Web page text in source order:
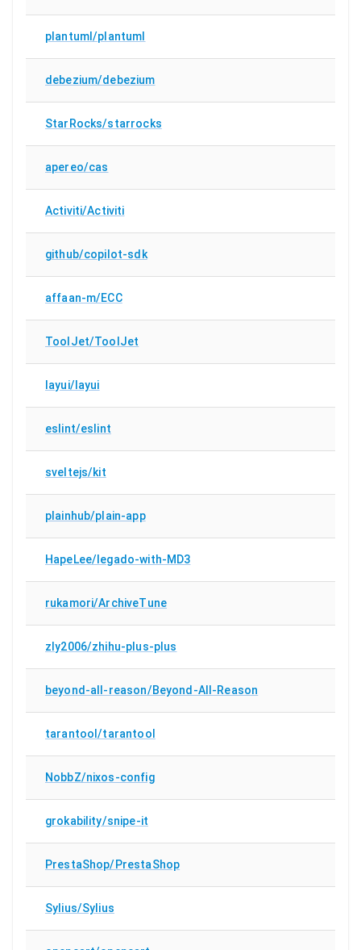
plantuml/plantuml
debezium/debezium
StarRocks/starrocks
apereo/cas
Activiti/Activiti
github/copilot-sdk
affaan-m/ECC
ToolJet/ToolJet
layui/layui
eslint/eslint
sveltejs/kit
plainhub/plain-app
HapeLee/legado-with-MD3
rukamori/ArchiveTune
zly2006/zhihu-plus-plus
beyond-all-reason/Beyond-All-Reason
tarantool/tarantool
NobbZ/nixos-config
grokability/snipe-it
PrestaShop/PrestaShop
Sylius/Sylius